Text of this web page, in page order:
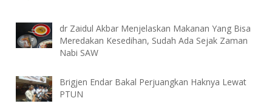
dr Zaidul Akbar Menjelaskan Makanan Yang Bisa
Meredakan Kesedihan, Sudah Ada Sejak Zaman
Nabi SAW
Brigjen Endar Bakal Perjuangkan Haknya Lewat
PTUN